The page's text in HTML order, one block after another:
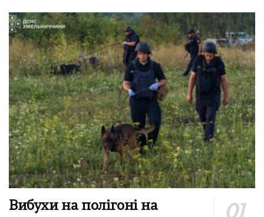
Вибухи на полігоні на